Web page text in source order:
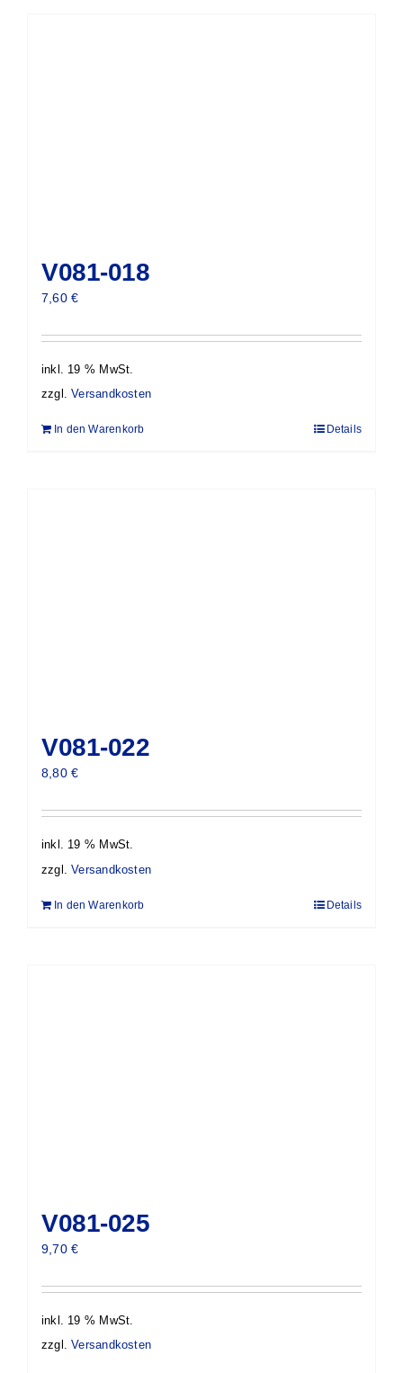
V081-018
7,60€
inkl. 19 % MwSt.
zzgl.Versandkosten
In den Warenkorb Details
V081-022
8,80€
inkl. 19 % MwSt.
zzgl.Versandkosten
In den Warenkorb Details
V081-025
9,70€
inkl. 19 % MwSt.
zzgl.Versandkosten